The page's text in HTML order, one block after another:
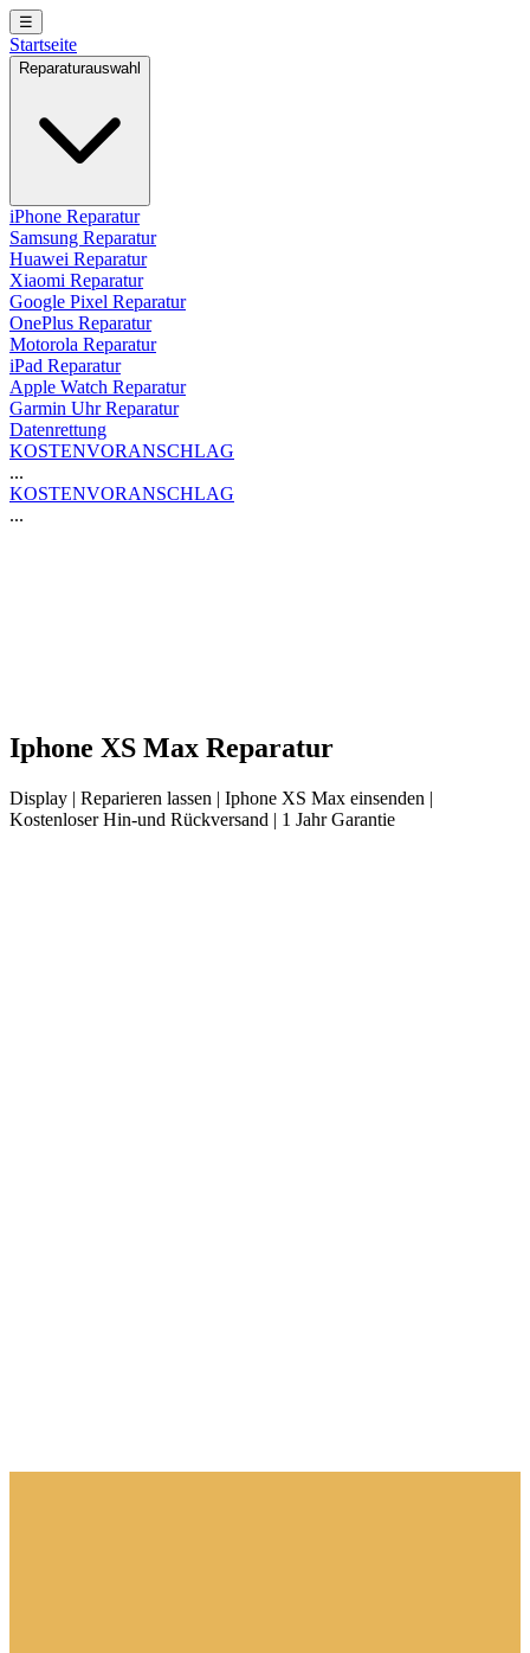
☰
Startseite
Reparaturauswahl
iPhone Reparatur
Samsung Reparatur
Huawei Reparatur
Xiaomi Reparatur
Google Pixel Reparatur
OnePlus Reparatur
Motorola Reparatur
iPad Reparatur
Apple Watch Reparatur
Garmin Uhr Reparatur
Datenrettung
KOSTENVORANSCHLAG
...
KOSTENVORANSCHLAG
...
Iphone XS Max Reparatur
Display | Reparieren lassen | Iphone XS Max einsenden |
Kostenloser Hin-und Rückversand | 1 Jahr Garantie